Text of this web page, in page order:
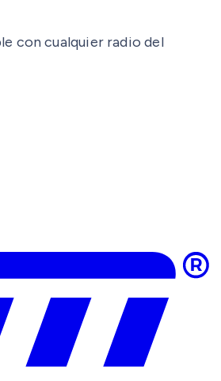
con cualquier radio del